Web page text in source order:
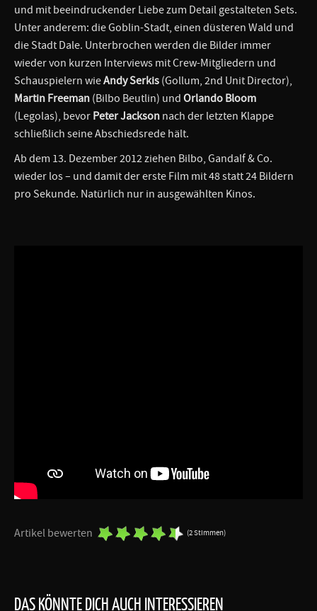
und mit beeindruckender Liebe zum Detail gestalteten Sets.
Unter anderem: die Goblin-Stadt, einen düsteren Wald und
die Stadt Dale. Unterbrochen werden die Bilder immer
wieder von kurzen Interviews mit Crew-Mitgliedern und
Schauspielern wieAndy Serkis (Gollum, 2nd Unit Director),
Martin Freeman (Bilbo Beutlin) und Orlando Bloom
(Legolas), bevor Peter Jackson nach der letzten Klappe
schließlich seine Abschiedsrede hält.
Ab dem 13. Dezember 2012 ziehen Bilbo, Gandalf & Co.
wieder los – und damit der erste Film mit 48 statt 24 Bildern
pro Sekunde. Natürlich nur in ausgewählten Kinos.
Artikel bewerten (2 Stimmen)
DAS KÖNNTE DICH AUCH INTERESSIEREN